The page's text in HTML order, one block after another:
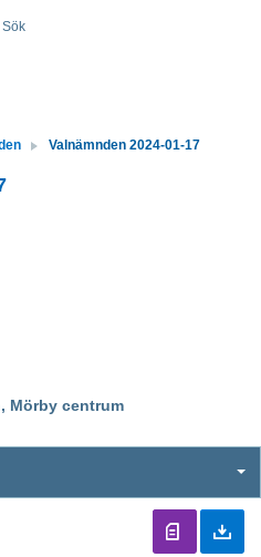
Sök
Valnämnden 2024-01-17
Mörby centrum